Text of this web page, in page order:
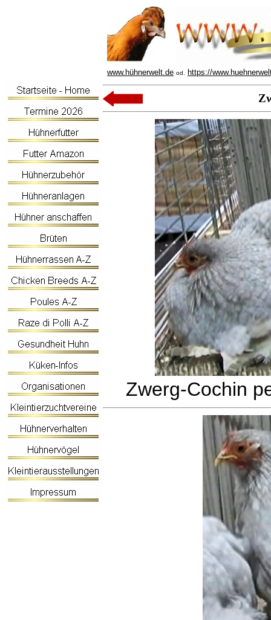
www.hühnerwelt.de od. https://
Zwerg-Cochin